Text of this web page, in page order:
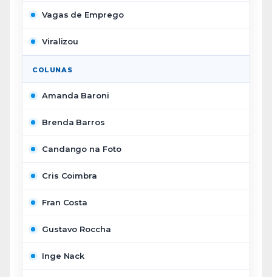
Vagas de Emprego
Viralizou
COLUNAS
Amanda Baroni
Brenda Barros
Candango na Foto
Cris Coimbra
Fran Costa
Gustavo Roccha
Inge Nack